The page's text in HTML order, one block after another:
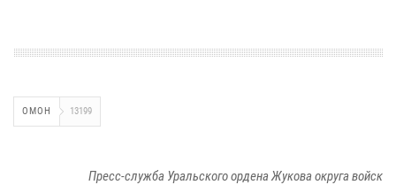
ОМОН 13199
Пресс-служба Уральского ордена Жукова округа войск